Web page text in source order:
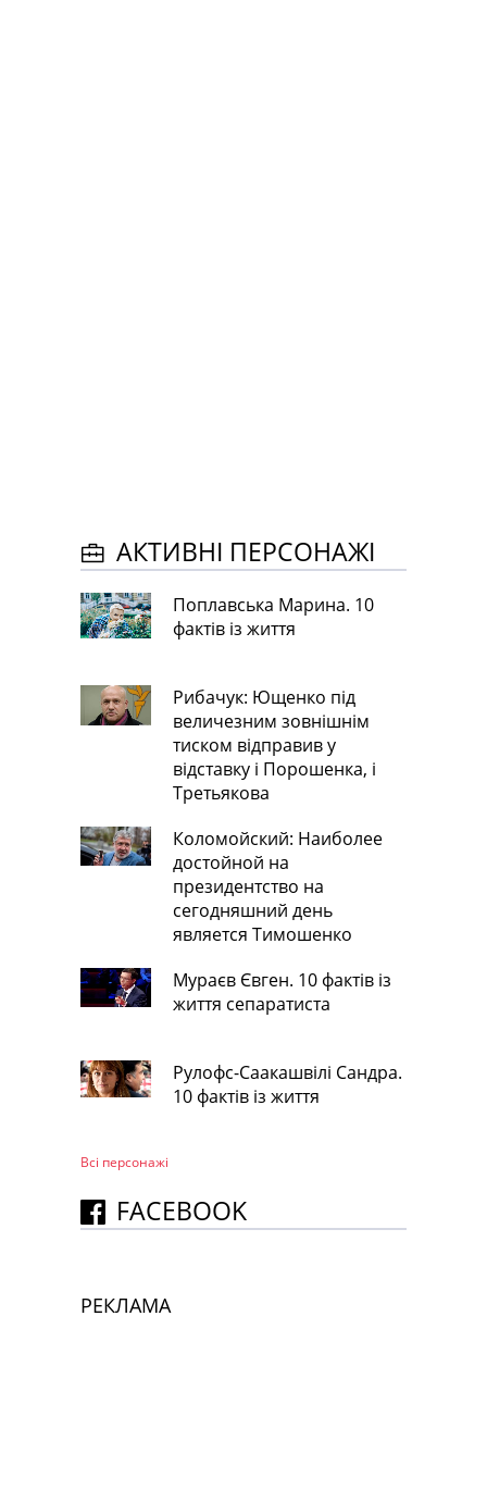
АКТИВНІ ПЕРСОНАЖІ
Поплавська Марина. 10
фактів із життя
Рибачук: Ющенко під
величезним зовнішнім
тиском відправив у
відставку і Порошенка, і
Третьякова
Коломойский: Наиболее
достойной на
президентство на
сегодняшний день
является Тимошенко
Мураєв Євген. 10 фактів із
життя сепаратиста
Рулофс-Саакашвілі Сандра.
10 фактів із життя
Всі персонажi
FACEBOOK
РЕКЛАМА